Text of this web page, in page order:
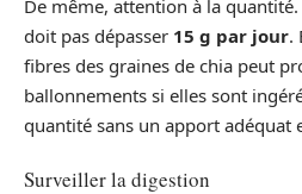
De même, attention à la
doit pas dépasser 15 g par jour.
fibres des graines de chia peut
ballonnements si elles sont
quantité sans un apport adéquat
Surveiller la digestion